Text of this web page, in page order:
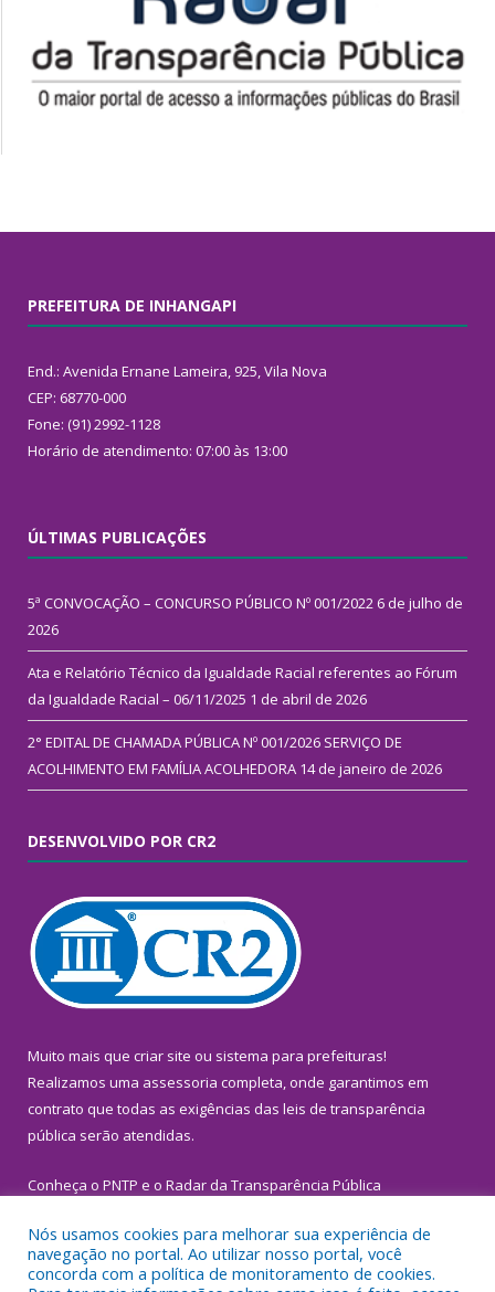
PREFEITURA DE INHANGAPI
End.: Avenida Ernane Lameira, 925, Vila Nova
CEP: 68770-000
Fone: (91) 2992-1128
Horário de atendimento: 07:00 às 13:00
ÚLTIMAS PUBLICAÇÕES
5ª CONVOCAÇÃO – CONCURSO PÚBLICO Nº 001/2022 6 de julho de
2026
Ata e Relatório Técnico da Igualdade Racial referentes ao Fórum
da Igualdade Racial – 06/11/2025 1 de abril de 2026
2° EDITAL DE CHAMADA PÚBLICA Nº 001/2026 SERVIÇO DE
ACOLHIMENTO EM FAMÍLIA ACOLHEDORA 14 de janeiro de 2026
DESENVOLVIDO POR CR2
Muito mais que criar site ou sistema para prefeituras!
Realizamos uma assessoria completa, onde garantimos em
contrato que todas as exigências das leis de transparência
pública serão atendidas.
Conheça o PNTP e o Radar da Transparência Pública
Nós usamos cookies para melhorar sua experiência de
navegação no portal. Ao utilizar nosso portal, você
concorda com a política de monitoramento de cookies.